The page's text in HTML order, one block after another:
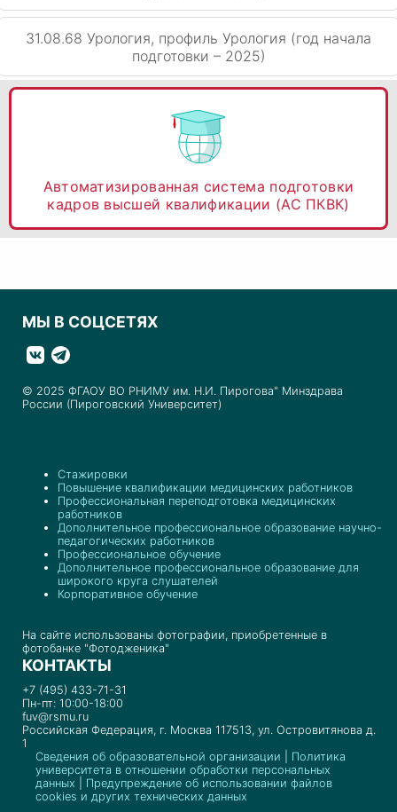
31.08.68 Урология, профиль Урология (год начала
подготовки – 2025)
Автоматизированная система подготовки
кадров высшей квалификации (АС ПКВК)
МЫ В СОЦСЕТЯХ
© 2025 ФГАОУ ВО РНИМУ им. Н.И. Пирогова" Минздрава
России (Пироговский Университет)
Стажировки
Повышение квалификации медицинских работников
Профессиональная переподготовка медицинских
работников
Дополнительное профессиональное образование научно-
педагогических работников
Профессиональное обучение
Дополнительное профессиональное образование для
широкого круга слушателей
Корпоративное обучение
На сайте использованы фотографии, приобретенные в
фотобанке "Фотодженика"
КОНТАКТЫ
+7 (495) 433-71-31
Пн-пт: 10:00-18:00
fuv@rsmu.ru
Российская Федерация, г. Москва 117513, ул. Островитянова д.
1
Сведения об образовательной организации
Политика
университета в отношении обработки персональных
данных
Предупреждение об использовании файлов
cookies и других технических данных